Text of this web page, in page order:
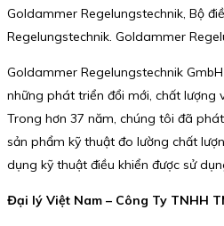
Goldammer Regelungstechnik, Bộ
Regelungstechnik. Goldammer
Goldammer Regelungstechnik
những phát triển đổi mới, chất lượng
Trong hơn 37 năm, chúng tôi đã
sản phẩm kỹ thuật đo lường chất
dụng kỹ thuật điều khiển được sử
Đại lý Việt Nam – Công Ty TNHH